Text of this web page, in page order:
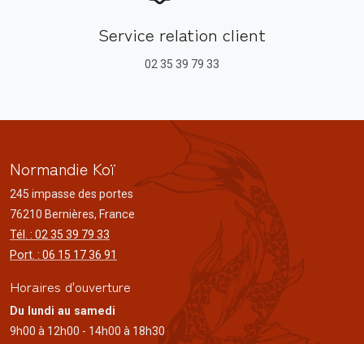
Service relation client
02 35 39 79 33
Normandie Koï
245 impasse des portes
76210 Bernières, France
Tél. : 02 35 39 79 33
Port. : 06 15 17 36 91
Horaires d'ouverture
Du lundi au samedi
9h00 à 12h00 - 14h00 à 18h30